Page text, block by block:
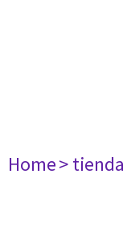
Home> tienda